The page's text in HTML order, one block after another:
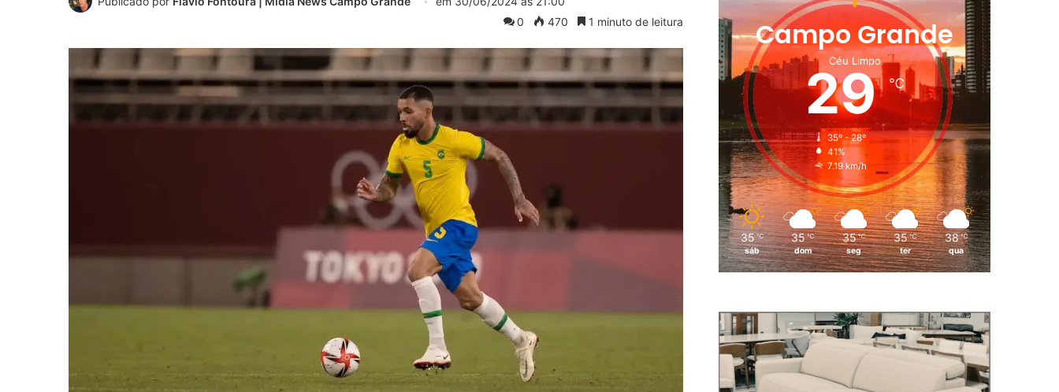
0
470 1 minuto de leitura Campo Grande
Céu Limpo
29℃
35º - 28º
41%
7.19 km/h
35 ℃
sáb
35 ℃
dom
35 ℃
seg
35 ℃
ter
38 ℃
qua